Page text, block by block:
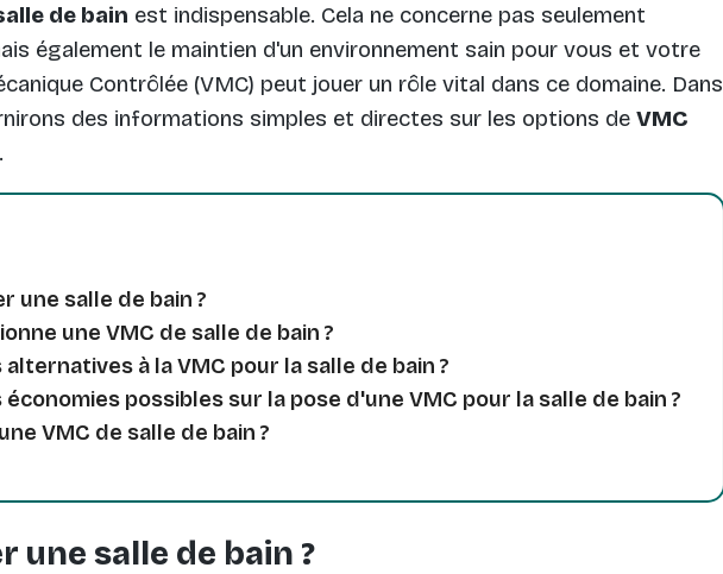
de bain est indispensable. Cela ne concerne pas seulement
également le maintien d'un environnement sain pour vous et votre
Contrôlée (VMC) peut jouer un rôle vital dans ce domaine. Dans
des informations simples et directes sur les options de VMC
.
une salle de bain ?
une VMC de salle de bain ?
à la VMC pour la salle de bain ?
possibles sur la pose d'une VMC pour la salle de bain ?
VMC de salle de bain ?
une salle de bain ?